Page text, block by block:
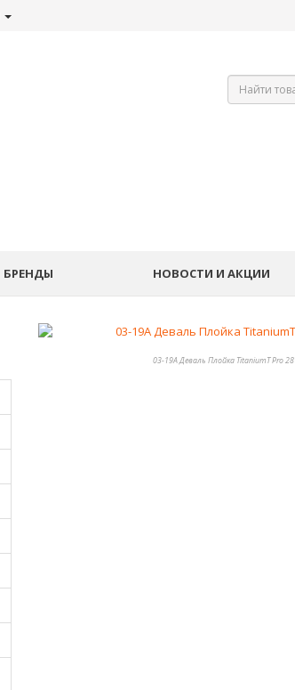
БРЕНДЫ НОВОСТИ И АКЦИИ
03-19A Деваль Плойка TitaniumT Pro